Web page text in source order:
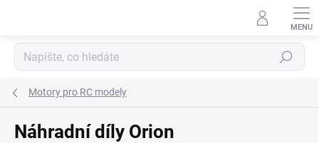
Hledat
Motory pro RC modely
Náhradní díly Orion